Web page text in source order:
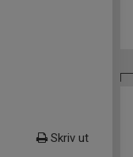
Skriv ut